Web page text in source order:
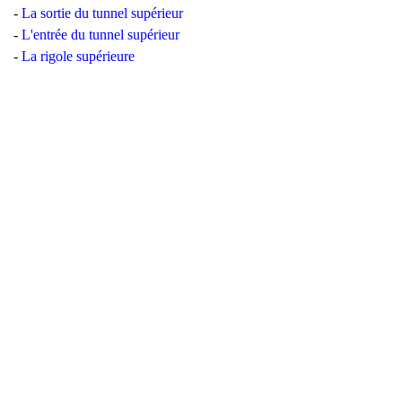
- La sortie du tunnel supérieur
- L'entrée du tunnel supérieur
- La rigole supérieure